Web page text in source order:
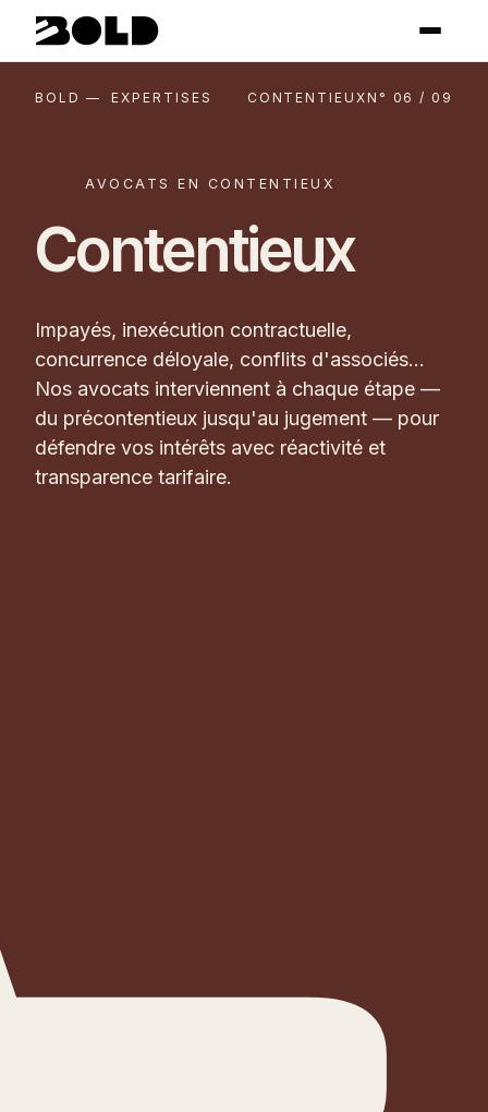
BOLD — EXPERTISES CONTENTIEUXN° 06 / 09
AVOCATS EN CONTENTIEUX
Contentieux
Impayés, inexécution contractuelle,
concurrence déloyale, conflits d'associés…
Nos avocats interviennent à chaque étape —
du précontentieux jusqu'au jugement — pour
défendre vos intérêts avec réactivité et
transparence tarifaire.